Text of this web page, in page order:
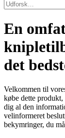
En
det
Velkommen til
købe dette
dig al den
velinformeret
bekymringer, du